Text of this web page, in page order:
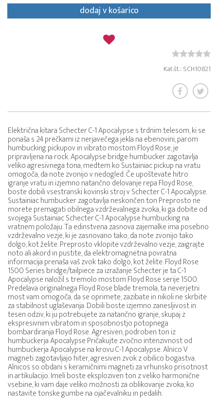
dodaj v košarico
Kat.št.: SCH10821
Električna kitara Schecter C-1 Apocalypse s trdnim telesom, ki se
ponaša s 24 prečkami iz nerjavečega jekla na ebenovini, parom
humbucking pickupov in vibrato mostom Floyd Rose, je
pripravljena na rock. Apocalypse bridge humbucker zagotavlja
veliko agresivnega tona, medtem ko Sustainiac pickup na vratu
omogoča, da note zvonijo v nedogled. Če upoštevate hitro
igranje vratu in izjemno natančno delovanje repa Floyd Rose,
boste dobili vsestranski kovinski stroj v Schecter C-1 Apocalypse.
Sustainiac humbucker zagotavlja neskončen ton Preprosto ne
morete premagati obilnega vzdrževalnega zvoka, ki ga dobite od
svojega Sustainiac Schecter C-1 Apocalypse humbucking na
vratnem položaju. Ta edinstvena zasnova zajemalke ima posebno
vzdrževalno vezje, ki je zasnovano tako, da note zvonijo tako
dolgo, kot želite. Preprosto vklopite vzdrževalno vezje, zaigrajte
noto ali akord in pustite, da elektromagnetna povratna
informacija prenaša vaš zvok tako dolgo, kot želite. Floyd Rose
1500 Series bridge/tailpiece za izražanje Schecter je ta C-1
Apocalypse naložil s tremolo mostom Floyd Rose serije 1500.
Predelava originalnega Floyd Rose blade tremola, ta neverjetni
most vam omogoča, da se oprimete, zazibate in nikoli ne skrbite
za stabilnost uglaševanja. Dobili boste izjemno zanesljivost in
tesen odziv, ki ju potrebujete za natančno igranje, skupaj z
ekspresivnim vibratom in sposobnostjo potopnega
bombardiranja Floyd Rose. Agresiven, podroben ton iz
humbuckerja Apocalypse Pričakujte zvočno intenzivnost od
humbuckerja Apocalypse na krovu C-1 Apocalypse. Alnico V
magneti zagotavljajo hiter, agresiven zvok z obilico bogastva.
Alnicos so obdani s keramičnimi magneti za vrhunsko prisotnost
in artikulacijo. Imeli boste eksploziven ton z veliko harmonične
vsebine, ki vam daje veliko možnosti za oblikovanje zvoka, ko
nastavite tonske gumbe na ojačevalniku in pedalih.